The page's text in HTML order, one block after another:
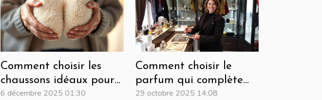
Comment choisir les
chaussons idéaux pour
les seniors ?
6 décembre 2025 01:30
Comment choisir le
parfum qui complète
votre personnalité?
29 octobre 2025 14:08